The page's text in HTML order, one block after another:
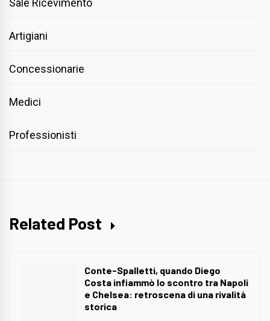
Sale Ricevimento
Artigiani
Concessionarie
Medici
Professionisti
Related Post
Conte-Spalletti, quando Diego
Costa infiammò lo scontro tra Napoli
e Chelsea: retroscena di una rivalità
storica